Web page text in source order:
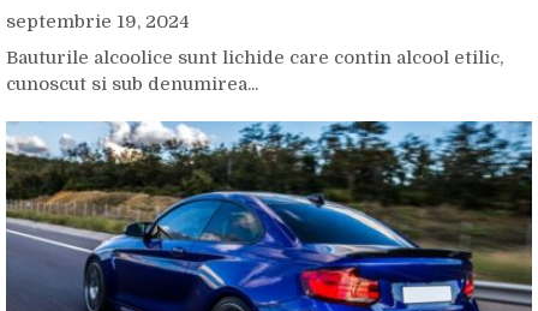
septembrie 19, 2024
Bauturile alcoolice sunt lichide care contin alcool etilic,
cunoscut si sub denumirea...